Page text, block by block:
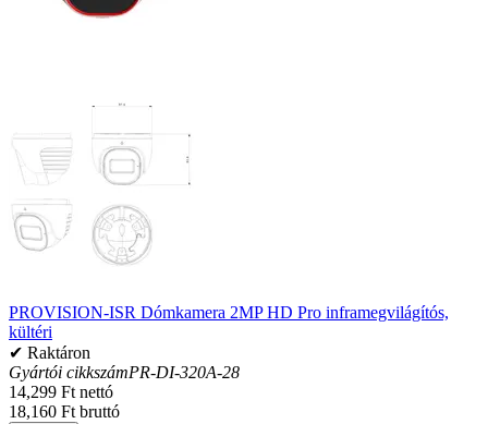
PROVISION-ISR Dómkamera 2MP HD Pro inframegvilágítós,
kültéri
✔ Raktáron
Gyártói cikkszámPR-DI-320A-28
14,299 Ft nettó
18,160 Ft bruttó